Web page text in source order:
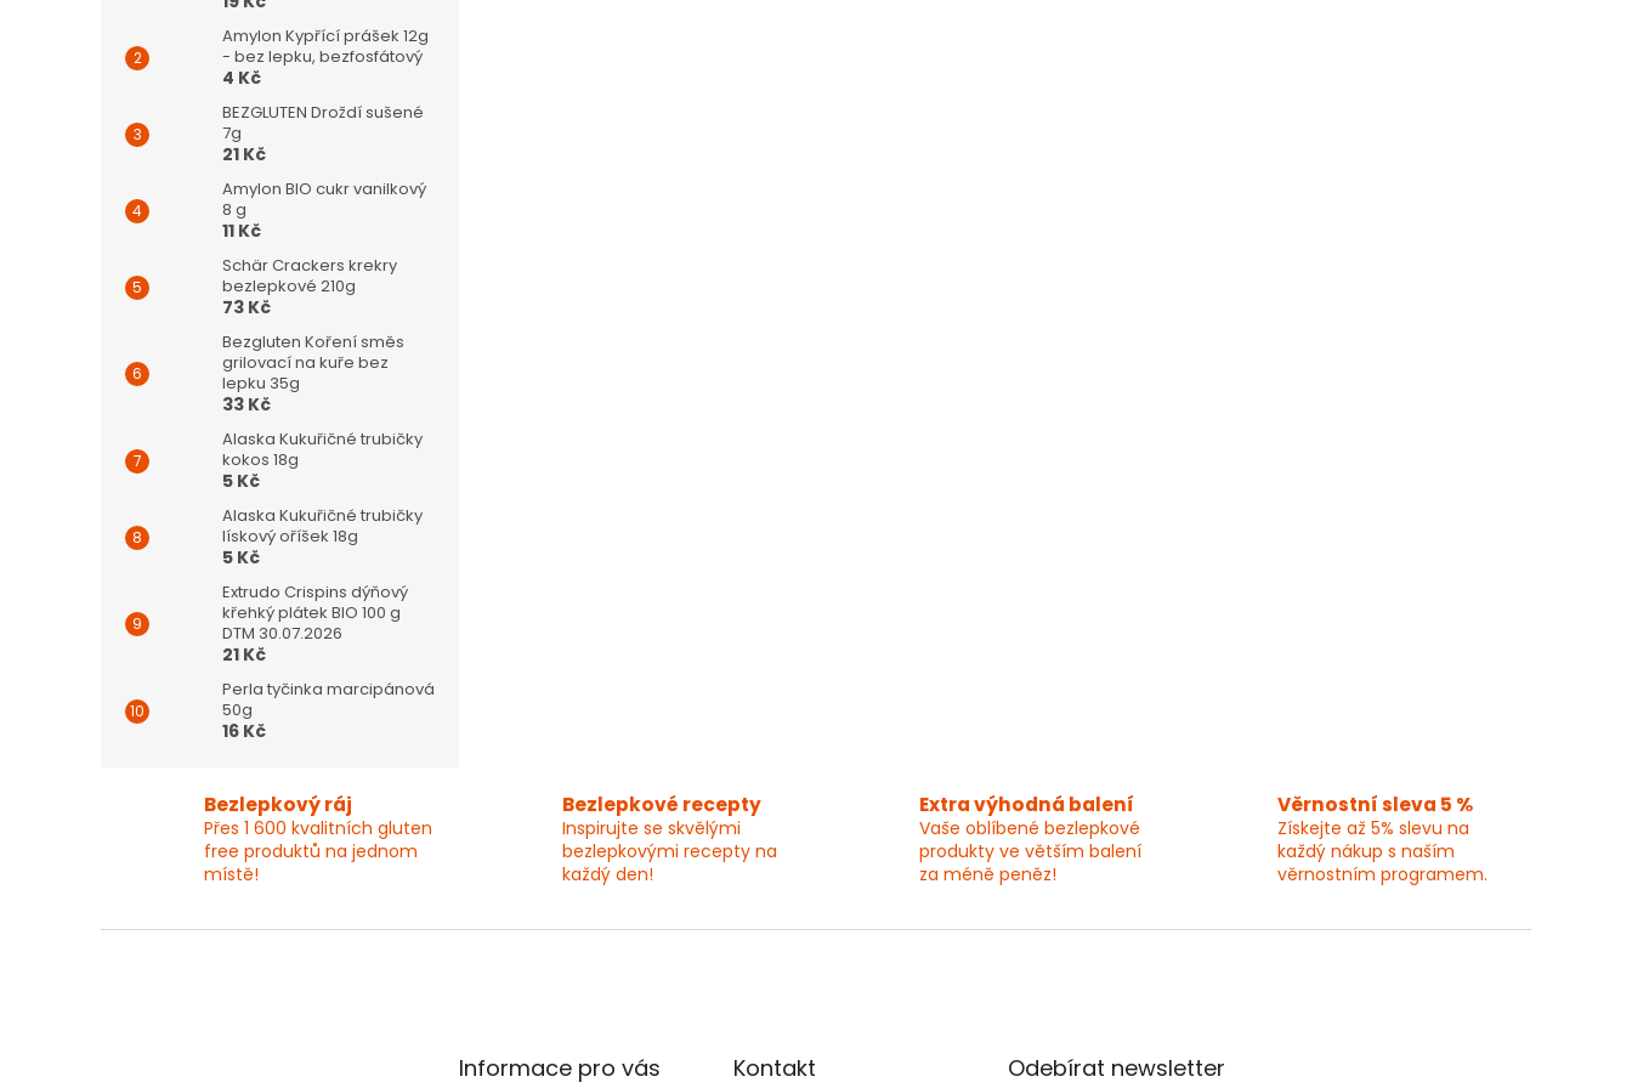
Amylon Kypřící prášek 12g
- bez lepku, bezfosfátový
4 Kč
BEZGLUTEN Droždí sušené
7g
21 Kč
Amylon BIO cukr vanilkový
8 g
11 Kč
Schär Crackers krekry
bezlepkové 210g
73 Kč
Bezgluten Koření směs
grilovací na kuře bez
lepku 35g
33 Kč
Alaska Kukuřičné trubičky
kokos 18g
5 Kč
Alaska Kukuřičné trubičky
lískový oříšek 18g
5 Kč
Extrudo Crispins dýňový
křehký plátek BIO 100 g
DTM 30.07.2026
21 Kč
Perla tyčinka marcipánová
50g
16 Kč
Bezlepkový ráj
Přes 1 600 kvalitních gluten
free produktů na jednom
místě!
Bezlepkové recepty
Inspirujte se skvělými
bezlepkovými recepty na
každý den!
Extra výhodná balení
Vaše oblíbené bezlepkové
produkty ve větším balení
za méně peněz!
Věrnostní sleva 5 %
Získejte až 5% slevu na
každý nákup s naším
věrnostním programem.
Informace pro vás Kontakt Odebírat newsletter